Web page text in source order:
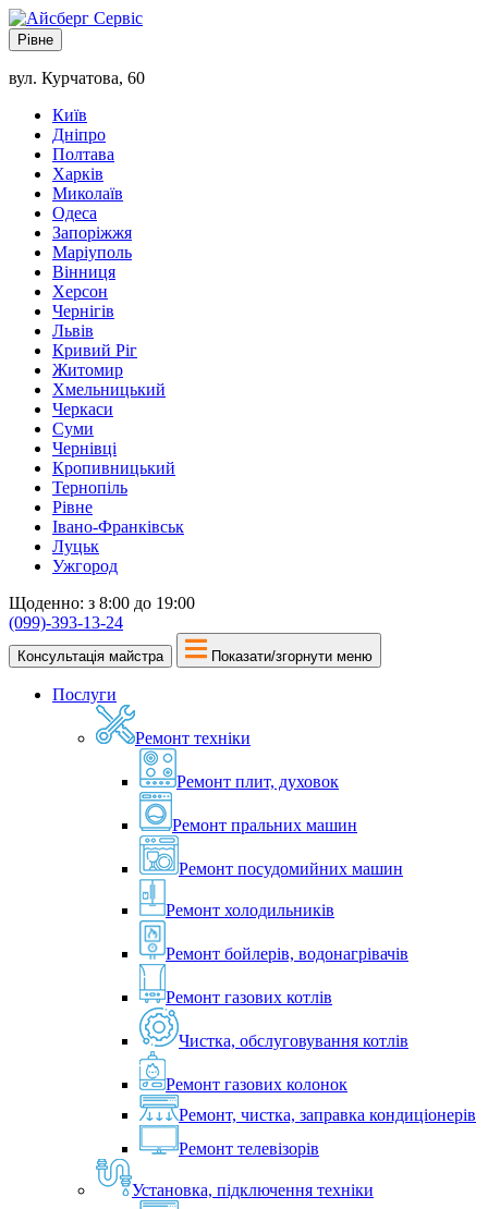
Рівне
вул. Курчатова, 60
Київ
Дніпро
Полтава
Харків
Миколаїв
Одеса
Запоріжжя
Маріуполь
Вінниця
Херсон
Чернігів
Львів
Кривий Ріг
Житомир
Хмельницький
Черкаси
Суми
Чернівці
Кропивницький
Тернопіль
Рівне
Івано-Франківськ
Луцьк
Ужгород
Щоденно: з 8:00 до 19:00
(099)-393-13-24
Консультація майстра Показати/згорнути меню
Послуги
Ремонт техніки
Ремонт плит, духовок
Ремонт пральних машин
Ремонт посудомийних машин
Ремонт холодильників
Ремонт бойлерів, водонагрівачів
Ремонт газових котлів
Чистка, обслуговування котлів
Ремонт газових колонок
Ремонт, чистка, заправка кондиціонерів
Ремонт телевізорів
Установка, підключення техніки